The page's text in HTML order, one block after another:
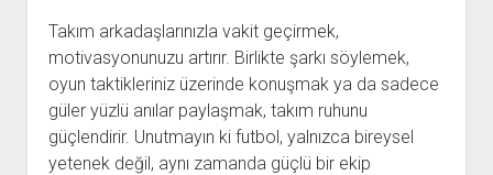
Takım arkadaşlarınızla vakit geçirmek,
motivasyonunuzu artırır. Birlikte şarkı söylemek,
oyun taktikleriniz üzerinde konuşmak ya da sadece
güler yüzlü anılar paylaşmak, takım ruhunu
güçlendirir. Unutmayın ki futbol, yalnızca bireysel
yetenek değil, aynı zamanda güçlü bir ekip